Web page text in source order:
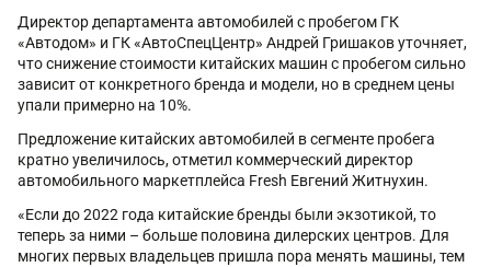
Директор департамента автомобилей с пробегом ГК
«Автодом» и ГК «АвтоСпецЦентр» Андрей Гришаков уточняет,
что снижение стоимости китайских машин с пробегом сильно
зависит от конкретного бренда и модели, но в среднем цены
упали примерно на 10%.
Предложение китайских автомобилей в сегменте пробега
кратно увеличилось, отметил коммерческий директор
автомобильного маркетплейса Fresh Евгений Житнухин.
«Если до 2022 года китайские бренды были экзотикой, то
теперь за ними – больше половина дилерских центров. Для
многих первых владельцев пришла пора менять машины, тем